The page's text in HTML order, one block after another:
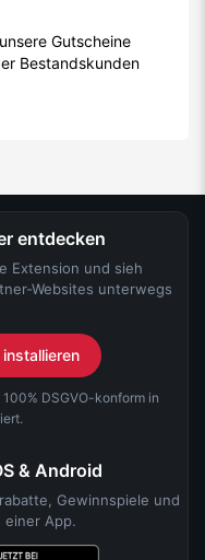
Gutscheine
Bestandskunden
entdecken
Extension und sieh
Websites unterwegs
DSGVO-konform in
& Android
Gewinnspiele und
einer App.